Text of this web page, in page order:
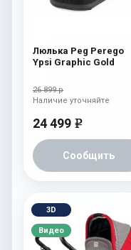
Люлька Peg Perego
Ypsi Graphic Gold
26 899 р
24 499 e
Сообщить
Наличие уточняйте
3D
Видео